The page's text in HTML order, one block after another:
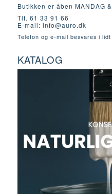
Butikken er åben MANDAG
Tlf. 61 33 91 66
E-mail: info@auro.dk
Telefon og e-mail besvares i
KATALOG